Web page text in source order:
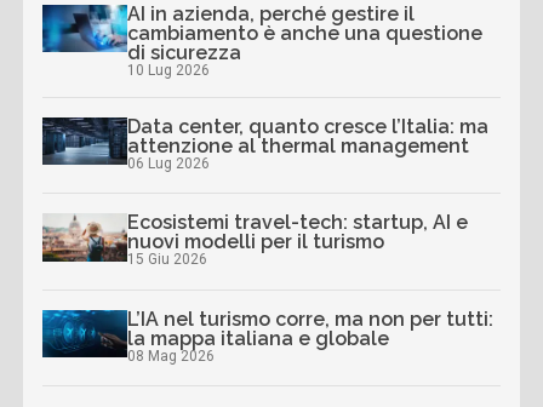
AI in azienda, perché gestire il
cambiamento è anche una questione
di sicurezza
10 Lug 2026
Data center, quanto cresce l’Italia: ma
attenzione al thermal management
06 Lug 2026
Ecosistemi travel-tech: startup, AI e
nuovi modelli per il turismo
15 Giu 2026
L’IA nel turismo corre, ma non per tutti:
la mappa italiana e globale
08 Mag 2026